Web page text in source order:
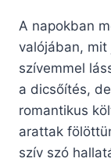
A napokban
valójában, mit
szívemmel
a dicsőítés,
romantikus
arattak
szív szó